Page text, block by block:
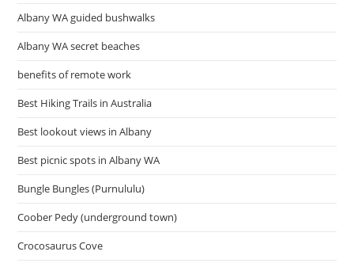
ธนาคาร
การ
ชำระ
ระหว่าง
ประเทศ
เดิน
โครงการ
Nexus
เตรียม
เปิด
ให้
บริการ
เงิน
ราย
Albany WA guided bushwalks
Albany WA secret beaches
benefits of remote work
Best Hiking Trails in Australia
Best lookout views in Albany
Best picnic spots in Albany WA
Bungle Bungles (Purnululu)
Coober Pedy (underground town)
Crocosaurus Cove